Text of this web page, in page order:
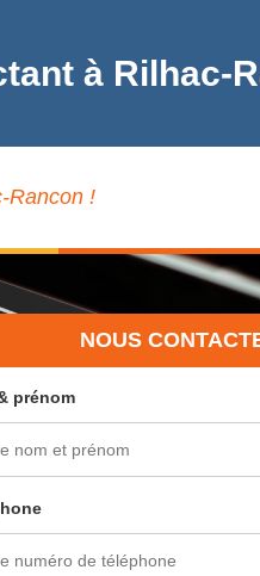
à Rilhac-
Rancon !
NOUS
prénom